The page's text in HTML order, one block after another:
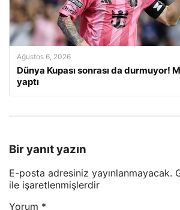
Ağustos 6, 2026
Dünya Kupası sonrası da durmuyor!
yaptı
Bir yanıt yazın
E-posta adresiniz yayınlanmayacak.
ile işaretlenmişlerdir
Yorum *